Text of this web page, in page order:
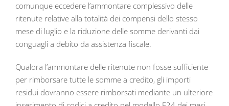
comunque eccedere l’ammontare complessivo delle
ritenute relative alla totalità dei compensi dello stesso
mese di luglio e la riduzione delle somme derivanti dai
conguagli a debito da assistenza fiscale.
Qualora l’ammontare delle ritenute non fosse sufficiente
per rimborsare tutte le somme a credito, gli importi
residui dovranno essere rimborsati mediante un ulteriore